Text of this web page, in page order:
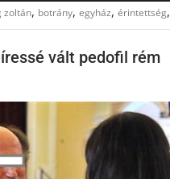
zoltán, botrány, egyház, érintettség,
vált pedofil rém